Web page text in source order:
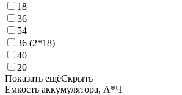
18
36
54
36 (2*18)
40
20
Показать ещёСкрыть
Емкость аккумулятора, А*Ч